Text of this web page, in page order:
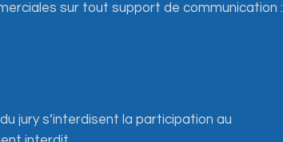
sur tout support de communication :
jury s’interdisent la participation au